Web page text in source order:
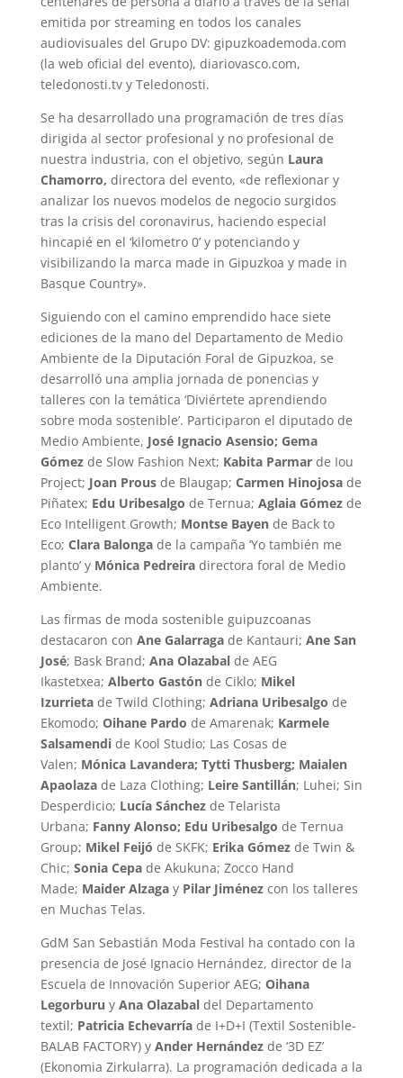
emitida por streaming en todos los canales
audiovisuales del Grupo DV: gipuzkoademoda.com
(la web oficial del evento), diariovasco.com,
teledonosti.tv y Teledonosti.
Se ha desarrollado una programación de tres días
dirigida al sector profesional y no profesional de
nuestra industria, con el objetivo, según Laura
Chamorro, directora del evento, «de reflexionar y
analizar los nuevos modelos de negocio surgidos
tras la crisis del coronavirus, haciendo especial
hincapié en el ‘kilometro 0’ y potenciando y
visibilizando la marca made in Gipuzkoa y made in
Basque Country».
Siguiendo con el camino emprendido hace siete
ediciones de la mano del Departamento de Medio
Ambiente de la Diputación Foral de Gipuzkoa, se
desarrolló una amplia jornada de ponencias y
talleres con la temática ‘Diviértete aprendiendo
sobre moda sostenible’. Participaron el diputado de
Medio Ambiente, José Ignacio Asensio; Gema
Gómezde Slow Fashion Next; Kabita Parmar de Iou
Project; Joan Prous de Blaugap; Carmen Hinojosa de
Piñatex; Edu Uribesalgo de Ternua; Aglaia Gómezde
Eco Intelligent Growth; Montse Bayen de Back to
Eco; Clara Balongade la campaña ‘Yo también me
planto’ y Mónica Pedreira directora foral de Medio
Ambiente.
Las firmas de moda sostenible guipuzcoanas
destacaron con Ane Galarragade Kantauri; Ane San
José; Bask Brand; Ana Olazabal de AEG
Ikastetxea; Alberto Gastón de Ciklo; Mikel
Izurrieta de Twild Clothing; Adriana Uribesalgo de
Ekomodo; Oihane Pardo de Amarenak; Karmele
Salsamendide Kool Studio; Las Cosas de
Valen; Mónica Lavandera; Tytti Thusberg; Maialen
Apaolaza de Laza Clothing; Leire Santillán; Luhei; Sin
Desperdicio; Lucía Sánchezde Telarista
Urbana; Fanny Alonso; Edu Uribesalgo de Ternua
Group; Mikel Feijó de SKFK; Erika Gómezde Twin &
Chic; Sonia Cepade Akukuna; Zocco Hand
Made; Maider Alzagay Pilar Jiménez con los talleres
en Muchas Telas.
GdM San Sebastián Moda Festival ha contado con la
presencia de José Ignacio Hernández, director de la
Escuela de Innovación Superior AEG; Oihana
Legorburu y Ana Olazabaldel Departamento
textil; Patricia Echevarríade I+D+I (Textil Sostenible-
BALAB FACTORY) y Ander Hernández de ‘3D EZ’
(Ekonomia Zirkularra). La programación dedicada a la